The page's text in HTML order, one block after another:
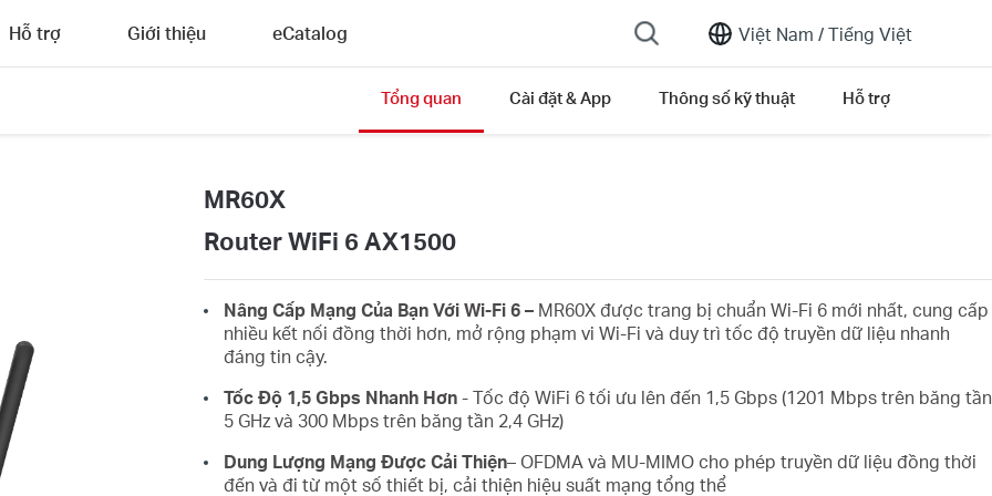
Việt Nam /Tiếng Việt
Hỗ trợ Giới thiệu eCatalog
Tổng quan Cài đặt & App Thông số kỹ thuật Hỗ trợ
MR60X
Router WiFi 6 AX1500
Nâng Cấp Mạng Của Bạn Với Wi-Fi 6 – MR60X được trang bị chuẩn Wi-Fi 6 mới nhất, cung cấp
nhiều kết nối đồng thời hơn, mở rộng phạm vi Wi-Fi và duy trì tốc độ truyền dữ liệu nhanh
đáng tin cậy.
Tốc Độ 1,5 Gbps Nhanh Hơn- Tốc độ WiFi 6 tối ưu lên đến 1,5 Gbps (1201 Mbps trên băng tần
5 GHz và 300 Mbps trên băng tần 2,4 GHz)
Dung Lượng Mạng Được Cải Thiện– OFDMA và MU-MIMO cho phép truyền dữ liệu đồng thời
đến và đi từ một số thiết bị, cải thiện hiệu suất mạng tổng thể